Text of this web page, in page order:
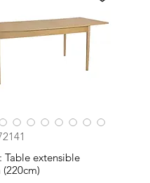
Table extensible
(220cm)